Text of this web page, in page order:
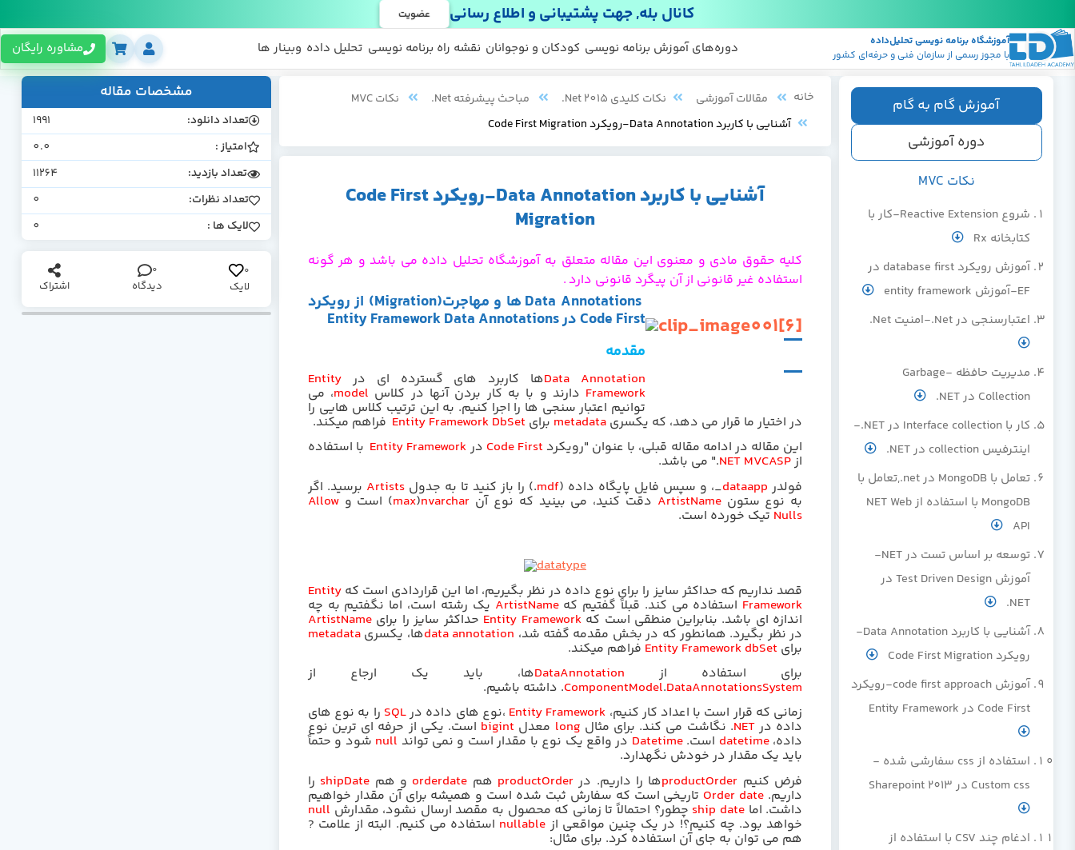
کانال بله, جهت پشتیبانی و اطلاع رسانی عضویت
آموزشگاه برنامه نویسی تحلیل‌داده
با مجوز رسمی از سازمان فنی و حرفه‌ای کشور
دوره‌های آموزش برنامه نویسی
پکیج ها
منابع رایگان کودکان و نوجوانان نقشه راه برنامه نویسی تحلیل داده وبینار ها مشاوره رایگان
مشخصات مقاله
تعداد دانلود:
1991
امتیاز :
0.0
تعداد بازدید:
11264
تعداد نظرات:
0
لایک ها :
0
0
لایک
0
دیدگاه اشتراک
آموزش گام به گام
دوره آموزشی
نکات MVC
شروع Reactive Extension-کار با
کتابخانه Rx
آموزش رویکرد database first در
EF-آموزش entity framework
اعتبارسنجی در Net.-امنیت Net.
مدیریت حافظه -Garbage
Collection در NET.
کار با Interface collection در NET.-
اینترفیس collection در NET.
تعامل با MongoDB در net.,تعامل با
MongoDB با استفاده از NET Web
API
توسعه بر اساس تست در NET-
آموزش Test Driven Design در
NET.
آشنایی با کاربرد Data Annotation-
رویکرد Code First Migration
آموزش code first approach-رویکرد
Code First در Entity Framework
استفاده از css سفارشی شده -
Custom css در Sharepoint 2013
ادغام چند CSV با استفاده از
خانه مقالات آموزشی نکات کلیدی Net 2015. مباحث پیشرفته Net.
نکات MVC
آشنایی با کاربرد Data Annotation-رویکرد Code First Migration
آشنایی با کاربرد Data Annotation-رویکرد Code First
Migration
کلیه حقوق مادی و معنوی این مقاله متعلق به آموزشگاه تحلیل داده می باشد و هر گونه
استفاده غیر قانونی از آن پیگرد قانونی دارد.
Data Annotations ها و مهاجرت(Migration) از رویکرد
Code First در
Entity Framework Data Annotations
مقدمه
Data Annotationها کاربرد های گسترده ای درEntity
Framework دارند و با به کار بردن آنها در کلاس model، می
توانیم اعتبار سنجی ها را اجرا کنیم. به این ترتیب کلاس هایی را
در اختیار ما قرار می دهد، که یکسری metadata برای Entity Framework DbSet فراهم میکند.
این مقاله در ادامه مقاله قبلی، با عنوان "رویکردCode First در Entity Framework با استفاده
ازASP
.NET MVC " می باشد.
فولدر app
_data ، و سپس فایل پایگاه داده (mdf.) را باز کنید تا به جدولArtists برسید. اگر
به نوع ستونArtistName دقت کنید، می بینید که نوع آن nvarchar
(max) است وAllow
Nullsتیک خورده است.
قصد نداریم که حداکثر سایز را برای نوع داده در نظر بگیریم، اما این قراردادی است کهEntity
Framework استفاده می کند. قبلاً گفتیم کهArtistName یک رشته است، اما نگفتیم به چه
اندازه ای باشد. بنابراین منطقی است کهEntity Framework حداکثر سایز را برایArtistName
در نظر بگیرد. همانطور که در بخش مقدمه گفته شد، data annotationها، یکسریmetadata
برای Entity Framework dbSet فراهم میکند.
برای استفاده از DataAnnotationها، باید یک ارجاع از
System
.ComponentModel.DataAnnotations
داشته باشیم.
زمانی که قرار است با اعداد کار کنیم، Entity Framework ،نوع های داده درSQL را به نوع های
داده در .NET نگاشت می کند. برای مثال long معدل bigint است. یکی از حرفه ای ترین نوع
داده،datetime است.Datetime در واقع یک نوع با مقدار است و نمی تواند null شود و حتماً
باید یک مقدار در خودش نگهدارد.
فرض کنیم productOrderها را داریم. در productOrder هم orderdate و هم shipDate را
داریم. Order date تاریخی است که سفارش ثبت شده است و همیشه برای آن مقدار خواهیم
داشت. اماship date چطور؟ احتمالاً تا زمانی که محصول به مقصد ارسال نشود، مقدارش null
خواهد بود. چه کنیم؟! در یک چنین مواقعی از nullable استفاده می کنیم. البته از علامت ?
هم می توان به جای آن استفاده کرد. برای مثال: